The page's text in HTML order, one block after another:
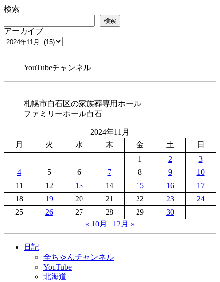
の
ペ
ー
ジ
ー
ジ
検索
検索
アーカイブ
YouTubeチャンネル
札幌市白石区の家族葬専用ホール
ファミリーホール白石
2024年11月
月
火 水 木 金 土
日
1
2
3
4
5 6 7 8 9
10
11
12 13 14 15 16
17
18
19 20 21 22 23
24
25
26 27 28 29
30
« 10月
12月 »
日記
全ちゃんチャンネル
YouTube
北海道